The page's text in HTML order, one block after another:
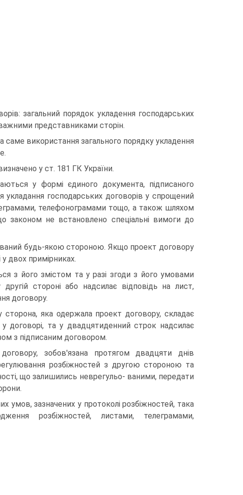
загальний порядок укладення господарських
представниками сторін.
використання загального порядку укладення
у ст. 181 ГК України.
у формі єдиного документа, підписаного
госпо­дарських договорів у спрощений
телефонограмами то­що, а також шляхом
законом не встановлено спеціальні вимоги до
будь-якою стороною. Якщо проект договору
двох примірниках.
з його змістом та у разі згоди з його умовами
стороні або надсилає відповідь на лист,
договору.
яка одержала проект договору, складає
договорі, та у двадцятиденний строк надсилає
з підписаним договором.
зобов'язана протягом двадцяти днів
розбіжнос­тей з другою стороною та
що залишились неврегульо- ваними, передати
умов, зазначених у протоколі розбіжностей, така
розбіжно­стей, листами, телеграмами,